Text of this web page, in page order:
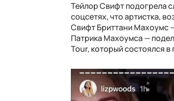
Тейлор Свифт подогрела
соцсетях, что артистка,
Свифт Бриттани Махоумс
Патрика Махоумса —
Tour, который состоялся